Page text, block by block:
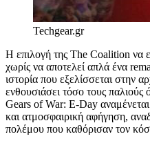
Techgear.gr
Η επιλογή της The Coalition να
χωρίς να αποτελεί απλά ένα
ιστορία που εξελίσσεται στην
ενθουσιάσει τόσο τους
Gears of War: E-Day
και ατμοσφαιρική αφήγηση,
πολέμου που καθόρισαν τον